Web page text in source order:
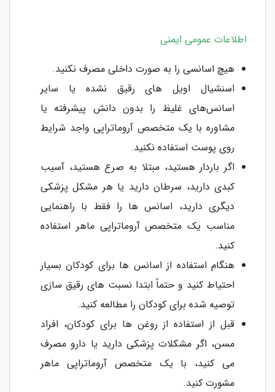
اطلاعات عمومی ایمنی
هیچ اسانسی را به صورت داخلی مصرف نکنید.
اسنشیال اویل های رقیق‌ نشده یا سایر
اسانس‌های غلیظ را بدون دانش پیشرفته یا
مشاوره با یک متخصص آروماتراپی واجد شرایط
روی پوست استفاده نکنید.
اگر باردار هستید، مبتلا به صرع هستید، آسیب
کبدی دارید، سرطان دارید یا هر مشکل پزشکی
دیگری دارید، اسانس ها را فقط با راهنمایی
مناسب یک متخصص آروماتراپی ماهر استفاده
کنید.
هنگام استفاده از اسانس ها برای کودکان بسیار
احتیاط کنید و حتماً ابتدا نسبت های رقیق سازی
توصیه شده برای کودکان را مطالعه کنید.
قبل از استفاده از روغن ها برای کودکان، افراد
مسن، اگر مشکلات پزشکی دارید یا دارو مصرف
می کنید، با یک متخصص آروماتراپی ماهر
مشورت کنید.